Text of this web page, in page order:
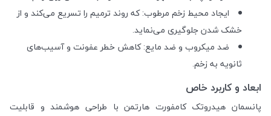
ایجاد محیط زخم مرطوب: که روند ترمیم را تسریع می‌کند و از
خشک شدن جلوگیری می‌نماید.
ضد میکروب و ضد مایع: کاهش خطر عفونت و آسیب‌های
ثانویه به زخم.
ابعاد و کاربرد خاص
پانسمان هیدروتک کامفورت هارتمن با طراحی هوشمند و قابلیت